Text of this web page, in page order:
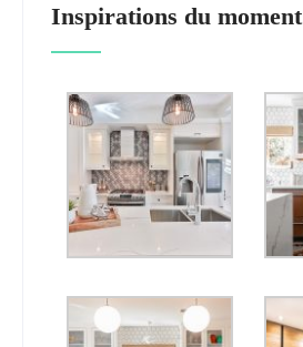
Inspirations du moment